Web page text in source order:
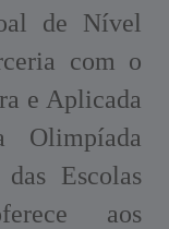
de Nível
com o
e Aplicada
Olimpíada
Escolas
aos